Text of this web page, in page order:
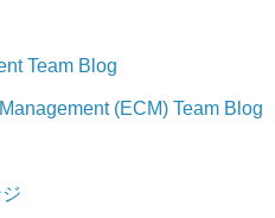
Team Blog
(ECM) Team Blog